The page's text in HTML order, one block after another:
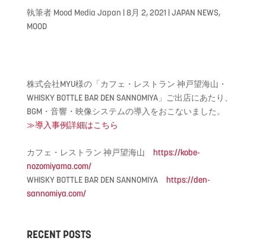
執筆者 Mood Media Japan |8月 2, 2021 |JAPAN NEWS,
MOOD
株式会社MYU様の「カフェ・レストラン 神戸望海山・
WHISKY BOTTLE BAR DEN SANNOMIYA」ご出店にあたり、
BGM・音響・映像システムの導入をおこないました。
≫導入事例詳細はこちら
カフェ・レストラン 神戸望海山 https://kobe-
nozomiyama.com/
WHISKY BOTTLE BAR DEN SANNOMIYA https://den-
sannomiya.com/
RECENT POSTS